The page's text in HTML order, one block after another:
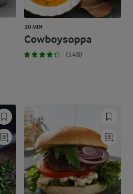
30 MIN
Cowboysoppa
(148)